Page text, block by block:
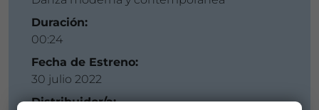
Duración:
00:24
Fecha de Estreno:
30 julio 2022
Distribuidor/a: